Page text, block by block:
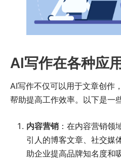
AI写作在各种应
AI写作不仅可以用于文章创作
帮助提高工作效率。以下是一
内容营销 ：在内容营销领
引人的博客文章、社交媒
助企业提高品牌知名度和